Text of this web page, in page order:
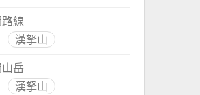
線
漢拏山
岳
漢拏山